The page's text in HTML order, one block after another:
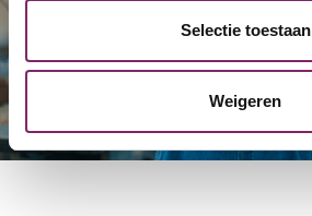
Selectie toestaan
Weigeren